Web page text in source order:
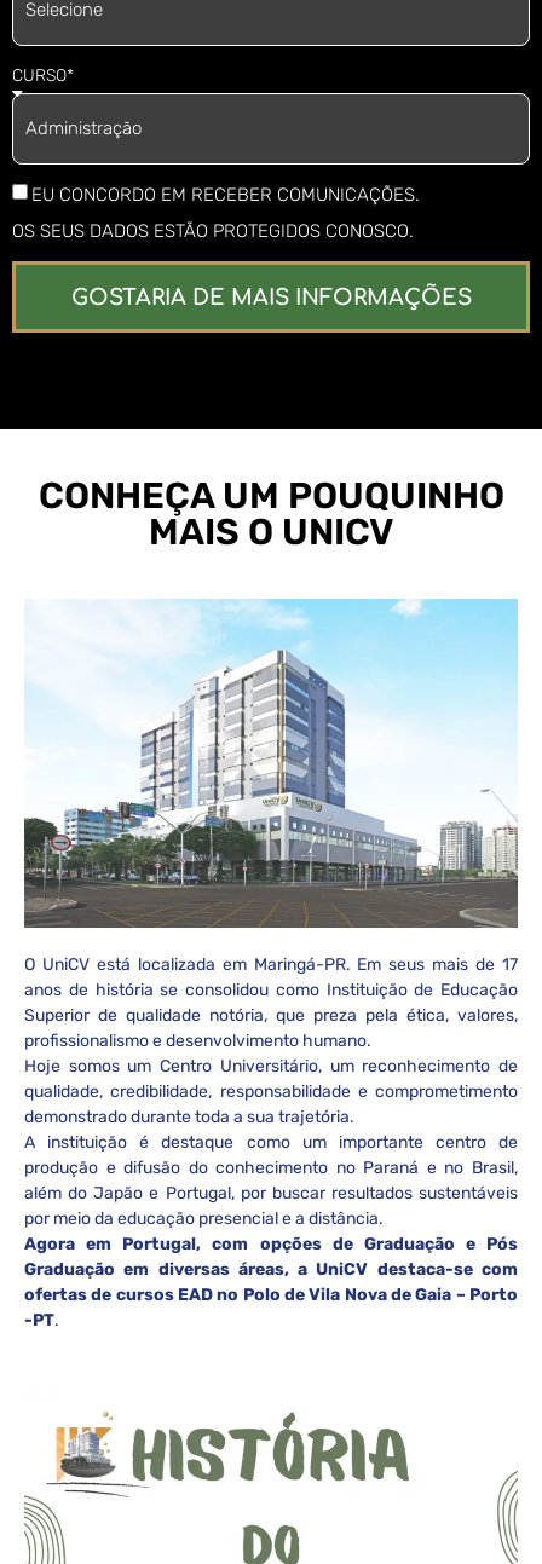
CURSO*
EU CONCORDO EM RECEBER COMUNICAÇÕES.
OS SEUS DADOS ESTÃO PROTEGIDOS CONOSCO.
GOSTARIA DE MAIS INFORMAÇÕES
CONHEÇA UM POUQUINHO
MAIS O UNICV
O UniCV está localizada em Maringá-PR. Em seus mais de 17
anos de história se consolidou como Instituição de Educação
Superior de qualidade notória, que preza pela ética, valores,
profissionalismo e desenvolvimento humano.
Hoje somos um Centro Universitário, um reconhecimento de
qualidade, credibilidade, responsabilidade e comprometimento
demonstrado durante toda a sua trajetória.
A instituição é destaque como um importante centro de
produção e difusão do conhecimento no Paraná e no Brasil,
além do Japão e Portugal, por buscar resultados sustentáveis
por meio da educação presencial e a distância.
Agora em Portugal, com opções de Graduação e Pós
Graduação em diversas áreas, a UniCV destaca-se com
ofertas de cursos EAD no Polo de Vila Nova de Gaia – Porto
-PT.